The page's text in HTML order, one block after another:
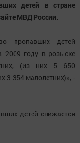
детей в стране
МВД России.
пропавших детей
2009 году в розыске
(из них 5 650
3 354 малолетних)», -
детей снижается